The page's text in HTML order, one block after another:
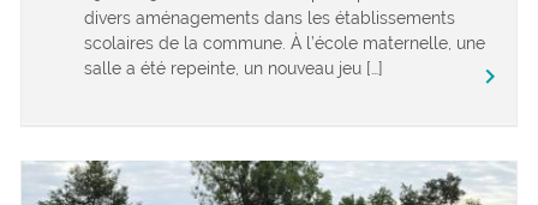
divers aménagements dans les établissements
scolaires de la commune. À l’école maternelle, une
salle a été repeinte, un nouveau jeu […]
keyboard_arrow_right